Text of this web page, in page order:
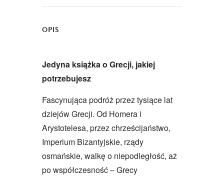
OPIS
Jedyna książka o Grecji, jakiej
potrzebujesz
Fascynująca podróż przez tysiące lat
dziejów Grecji. Od Homera i
Arystotelesa, przez chrześcijaństwo,
Imperium Bizantyjskie, rządy
osmańskie, walkę o niepodległość, aż
po współczesność – Grecy